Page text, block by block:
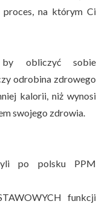
na którym Ci
obliczyć sobie
odrobina zdrowego
kalorii, niż wynosi
swojego zdrowia.
po polsku PPM
funkcji